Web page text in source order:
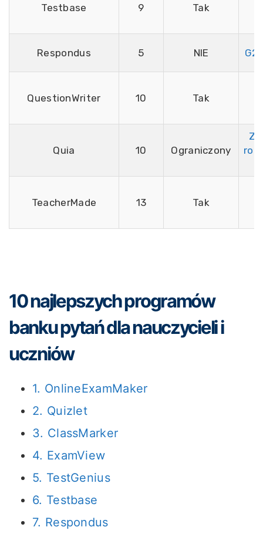
Testbase 9 Tak
Respondus 5 NIE
QuestionWriter 10 Tak
Quia 10 Ograniczony
TeacherMade 13 Tak
10 najlepszych programów
banku pytań dla nauczycieli i
uczniów
1. OnlineExamMaker
2. Quizlet
3. ClassMarker
4. ExamView
5. TestGenius
6. Testbase
7. Respondus